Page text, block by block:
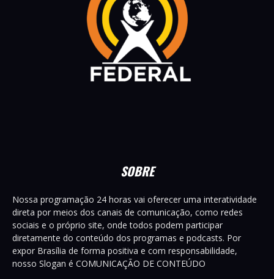
SOBRE
Nossa programação 24 horas vai oferecer uma interatividade
direta por meios dos canais de comunicação, como redes
sociais e o próprio site, onde todos podem participar
diretamente do conteúdo dos programas e podcasts. Por
expor Brasília de forma positiva e com responsabilidade,
nosso Slogan é COMUNICAÇÃO DE CONTEÚDO